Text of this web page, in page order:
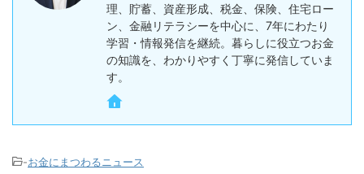
理、貯蓄、資産形成、税金、保険、住宅ロー
ン、金融リテラシーを中心に、7年にわたり
学習・情報発信を継続。暮らしに役立つお金
の知識を、わかりやすく丁寧に発信していま
す。
-お金にまつわるニュース